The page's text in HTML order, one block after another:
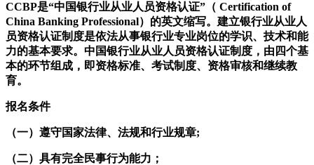
CCBP是“中国银行业从业人员资格认证”（ Certification of
China Banking Professional）的英文缩写。建立银行业从业人
员资格认证制度是依法从事银行业专业岗位的学识、技术和能
力的基本要求。中国银行业从业人员资格认证制度，由四个基
本的环节组成，即资格标准、考试制度、资格审核和继续教
育。
报名条件
（一）遵守国家法律、法规和行业规章;
（二）具有完全民事行为能力；